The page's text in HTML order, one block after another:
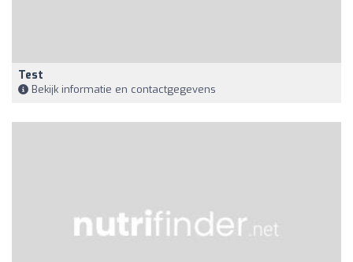
Test
Bekijk informatie en contactgegevens